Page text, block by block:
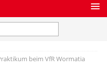
beim VfR Wormatia